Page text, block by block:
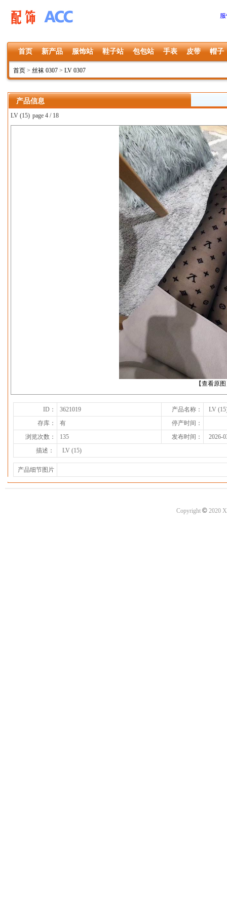
首页 新产品 服饰站 鞋子站 包包站 手表 皮带 帽子
首页 > 丝袜 0307 > LV 0307
产品信息
LV (15) page 4 / 18
【查看原
上一张
下一张
ID： 3621019 产品名称：
LV
存库：
有
停产时间：
浏览次数：
135 发布时间：
2026-
描述：
LV (15)
产品细节图片
Copyright ©2020